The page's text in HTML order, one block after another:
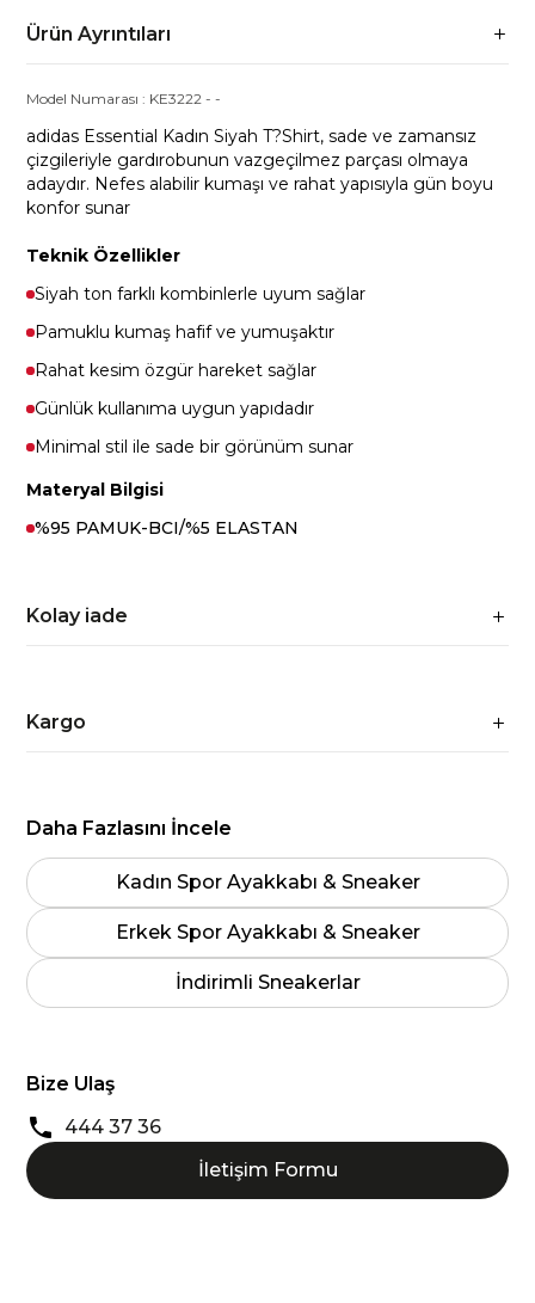
Ürün Ayrıntıları
Model Numarası : KE3222 --
adidas Essential Kadın Siyah T?Shirt, sade ve zamansız
çizgileriyle gardırobunun vazgeçilmez parçası olmaya
adaydır. Nefes alabilir kumaşı ve rahat yapısıyla gün boyu
konfor sunar
Teknik Özellikler
Siyah ton farklı kombinlerle uyum sağlar
Pamuklu kumaş hafif ve yumuşaktır
Rahat kesim özgür hareket sağlar
Günlük kullanıma uygun yapıdadır
Minimal stil ile sade bir görünüm sunar
Materyal Bilgisi
%95 PAMUK-BCI/%5 ELASTAN
Kolay iade
Kargo
Daha Fazlasını İncele
Kadın Spor Ayakkabı & Sneaker
Erkek Spor Ayakkabı & Sneaker
İndirimli Sneakerlar
Bize Ulaş
444 37 36
İletişim Formu